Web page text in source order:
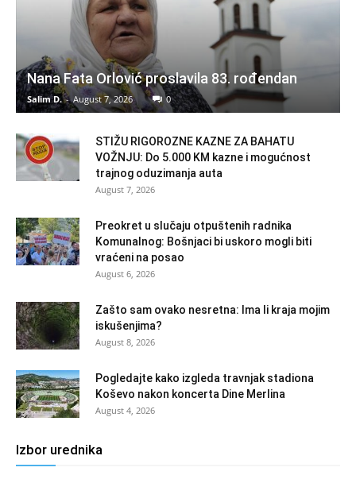
Nana Fata Orlović proslavila 83. rođendan
Salim D. - August 7, 2026 0
STIŽU RIGOROZNE KAZNE ZA BAHATU
VOŽNJU: Do 5.000 KM kazne i mogućnost
trajnog oduzimanja auta
August 7, 2026
Preokret u slučaju otpuštenih radnika
Komunalnog: Bošnjaci bi uskoro mogli biti
vraćeni na posao
August 6, 2026
Zašto sam ovako nesretna: Ima li kraja mojim
iskušenjima?
August 8, 2026
Pogledajte kako izgleda travnjak stadiona
Koševo nakon koncerta Dine Merlina
August 4, 2026
Izbor urednika